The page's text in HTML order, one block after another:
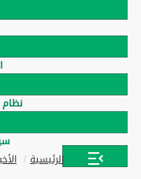
نظام
الرئيسية